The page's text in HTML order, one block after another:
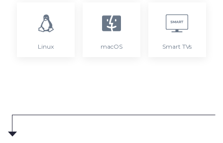
Linux macOS Smart TVs